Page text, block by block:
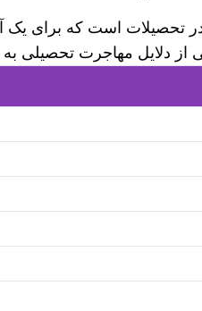
است که برای یک
از دلایل مهاجرت تحصیلی